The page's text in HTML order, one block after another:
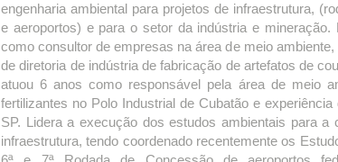
engenharia ambiental para projetos de infraestrutura,
e aeroportos) e para o setor da indústria e mineração.
como consultor de empresas na área de meio
de diretoria de indústria de fabricação de artefatos de
atuou 6 anos como responsável pela área de meio
fertilizantes no Polo Industrial de Cubatão e
SP. Lidera a execução dos estudos ambientais para a
infraestrutura, tendo coordenado recentemente os